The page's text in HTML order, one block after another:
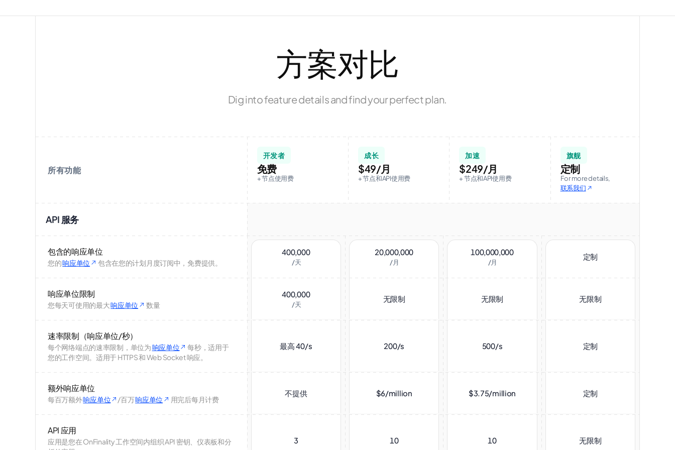
方案对比
Dig into feature details and find your perfect plan.
所有功能
开发者
免费
+ 节点使用费
成长
$49/月
+ 节点和API使用费
加速
$249/月
+ 节点和API使用费
旗舰
定制
For more details,
联系我们
API 服务
包含的响应单位
您的响应单位 包含在您的计划月度订阅中，免费提供。
400,000
/天
20,000,000
/月
100,000,000
/月
定制
响应单位限制
您每天可使用的最大响应单位 数量
400,000
/天
无限制 无限制 无限制
速率限制（响应单位/秒）
每个网络端点的速率限制，单位为响应单位
每秒，适用于
您的工作空间。适用于 HTTPS 和 Web Socket 响应。
最高 40/s 200/s 500/s 定制
额外响应单位
每百万额外响应单位 /百万响应单位 用完后每月计费
不提供 $6/million $3.75/million 定制
API 应用
应用是您在 OnFinality 工作空间内组织 API 密钥、仪表板和分
3 10 10 无限制